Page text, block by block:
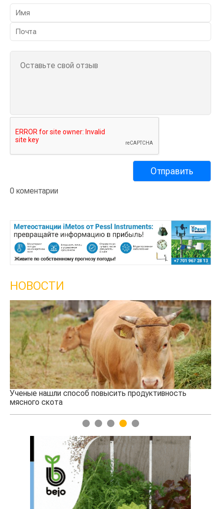
0 коментарии
НОВОСТИ
Ученые нашли способ повысить продуктивность
мясного скота
1 2 3 4 5